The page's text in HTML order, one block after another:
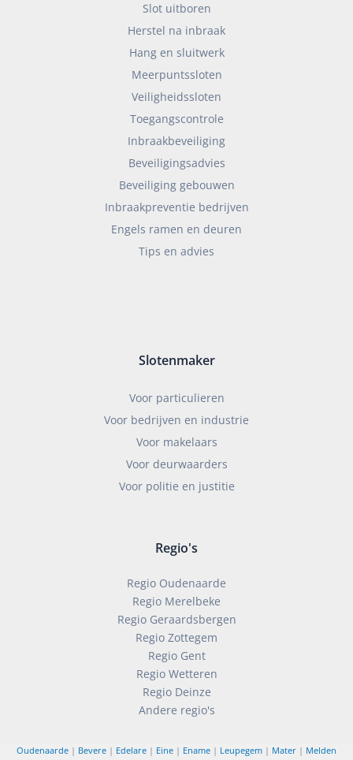
Slot uitboren
Herstel na inbraak
Hang en sluitwerk
Meerpuntssloten
Veiligheidssloten
Toegangscontrole
Inbraakbeveiliging
Beveiligingsadvies
Beveiliging gebouwen
Inbraakpreventie bedrijven
Engels ramen en deuren
Tips en advies
Slotenmaker
Voor particulieren
Voor bedrijven en industrie
Voor makelaars
Voor deurwaarders
Voor politie en justitie
Regio's
Regio Oudenaarde
Regio Merelbeke
Regio Geraardsbergen
Regio Zottegem
Regio Gent
Regio Wetteren
Regio Deinze
Andere regio's
Oudenaarde | Bevere | Edelare | Eine | Ename | Leupegem | Mater | Melden